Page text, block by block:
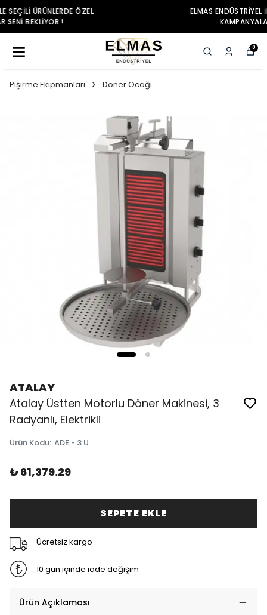
ELMAS ENDÜSTRIYEL ILE SEÇILI ÜRÜNLERDE ÖZEL
0
Pişirme Ekipmanları Döner Ocağı
ATALAY
Atalay Üstten Motorlu Döner Makinesi, 3
Radyanlı, Elektrikli
Ürün Kodu: ADE - 3 U
₺ 61,379.29
SEPETE EKLE
Ücretsiz kargo
10 gün içinde iade değişim
Ürün Açıklaması